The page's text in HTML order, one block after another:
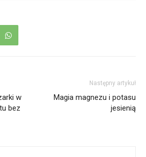
w
bez
Następny artykuł
Magia magnezu i potasu
jesienią